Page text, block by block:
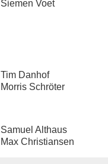
Siemen Voet
Tim Danhof
Morris Schröter
Samuel Althaus
Max Christiansen